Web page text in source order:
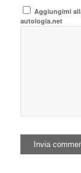
Aggiungimi
autologia.net